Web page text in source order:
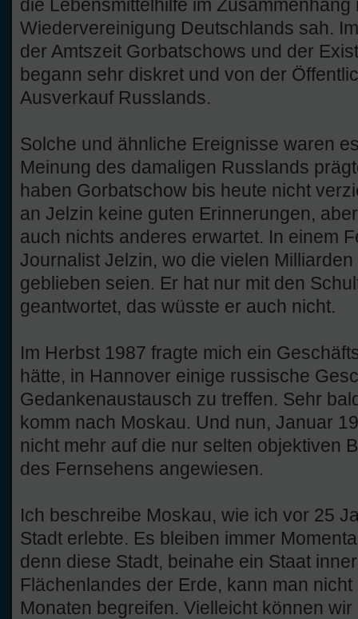
die Lebensmittelhilfe im
Wiedervereinigung Deutschlands sah.
der Amtszeit Gorbatschows und der
begann sehr diskret und von der
Ausverkauf Russlands.
Solche und ähnliche Ereignisse waren
Meinung des damaligen Russlands
haben Gorbatschow bis heute nicht
an Jelzin keine guten Erinnerungen,
auch nichts anderes erwartet. In einem
Journalist Jelzin, wo die vielen
geblieben seien. Er hat nur mit den
geantwortet, das wüsste er auch nicht.
Im Herbst 1987 fragte mich ein
hätte, in Hannover einige russische
Gedankenaustausch zu treffen. Sehr
komm nach Moskau. Und nun, Januar
nicht mehr auf die nur selten objektiven
des Fernsehens angewiesen.
Ich beschreibe Moskau, wie ich vor 25
Stadt erlebte. Es bleiben immer
denn diese Stadt, beinahe ein Staat
Flächenlandes der Erde, kann man
Monaten begreifen. Vielleicht können